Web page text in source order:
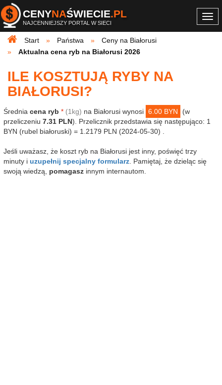
CENYNAŚWIECIE.PL
NAJCENNIEJSZY PORTAL W SIECI
Start
Państwa
Ceny na Białorusi
Aktualna cena ryb na Białorusi 2026
ILE KOSZTUJĄ RYBY NA
BIAŁORUSI?
Średnia cena ryb * (1kg) na Białorusi wynosi 6.00 BYN
(w
przeliczeniu 7.31 PLN). Przelicznik przedstawia się następująco: 1
BYN (rubel białoruski) = 1.2179 PLN (2024-05-30) .
Jeśli uważasz, że koszt ryb na Białorusi jest inny, poświęć trzy
minuty i uzupełnij specjalny formularz . Pamiętaj, że dzieląc się
swoją wiedzą, pomagasz innym internautom.